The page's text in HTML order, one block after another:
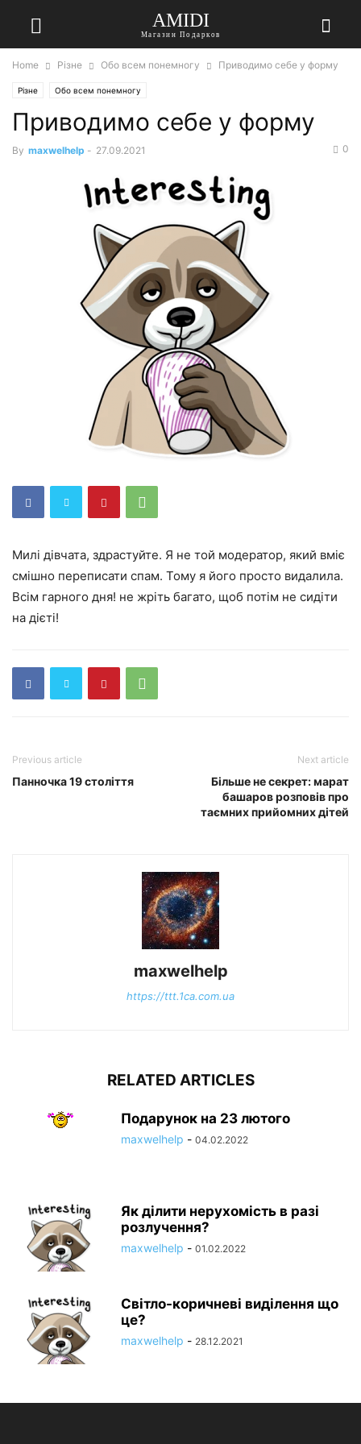
AMIDI
Магазин Подарков
Home Різне Обо всем понемногу Приводимо себе у форму
Різне Обо всем понемногу
Приводимо себе у форму
By maxwelhelp - 27.09.2021 0
Милі дівчата, здрастуйте. Я не той модератор, який вміє
смішно переписати спам. Тому я його просто видалила.
Всім гарного дня! не жріть багато, щоб потім не сидіти
на дієті!
Previous article
Панночка 19 століття
Next article
Більше не секрет: марат
башаров розповів про
таємних прийомних дітей
maxwelhelp
https://ttt.1ca.com.ua
RELATED ARTICLES
Подарунок на 23 лютого
maxwelhelp - 04.02.2022
Як ділити нерухомість в разі
розлучення?
maxwelhelp - 01.02.2022
Світло-коричневі виділення що
це?
maxwelhelp - 28.12.2021